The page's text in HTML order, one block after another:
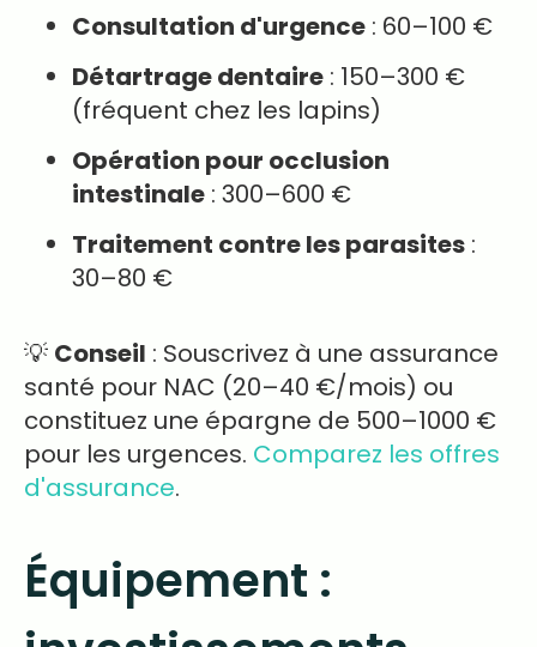
Consultation d'urgence : 60–100 €
Détartrage dentaire : 150–300 €
(fréquent chez les lapins)
Opération pour occlusion
intestinale : 300–600 €
Traitement contre les parasites :
30–80 €
💡 Conseil : Souscrivez à une assurance
santé pour NAC (20–40 €/mois) ou
constituez une épargne de 500–1000 €
pour les urgences. Comparez les offres
d'assurance.
Équipement :